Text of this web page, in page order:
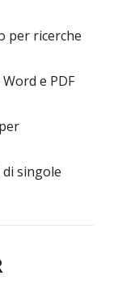
per ricerche
e PDF
singole